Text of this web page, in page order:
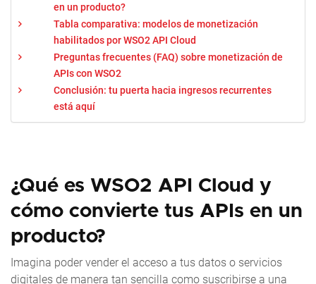
en un producto?
Tabla comparativa: modelos de monetización
habilitados por WSO2 API Cloud
Preguntas frecuentes (FAQ) sobre monetización de
APIs con WSO2
Conclusión: tu puerta hacia ingresos recurrentes
está aquí
¿Qué es WSO2 API Cloud y
cómo convierte tus APIs en un
producto?
Imagina poder vender el acceso a tus datos o servicios
digitales de manera tan sencilla como suscribirse a una